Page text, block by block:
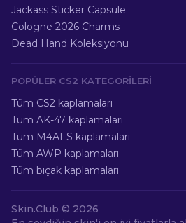
Jackass Sticker Capsule
Cologne 2026 Charms
Dead Hand Koleksiyonu
POPÜLER CS2 KATEGORILERI
Tüm CS2 kaplamaları
Tüm AK-47 kaplamaları
Tüm M4A1-S kaplamaları
Tüm AWP kaplamaları
Tüm bıçak kaplamaları
Skin.Club © 2026